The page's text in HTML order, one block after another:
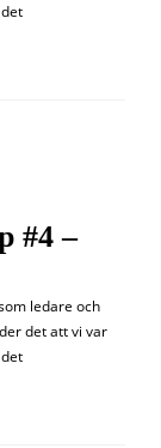
#4 –
ledare och
det att vi var